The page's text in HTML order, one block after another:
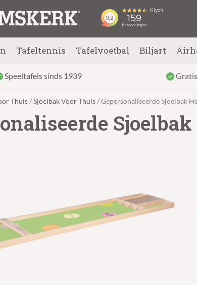
Tafeltennis Tafelvoetbal Biljart
Speeltafels sinds 1939
Thuis/Sjoelbak Voor Thuis/ Gepersonaliseerde Sjoelbak